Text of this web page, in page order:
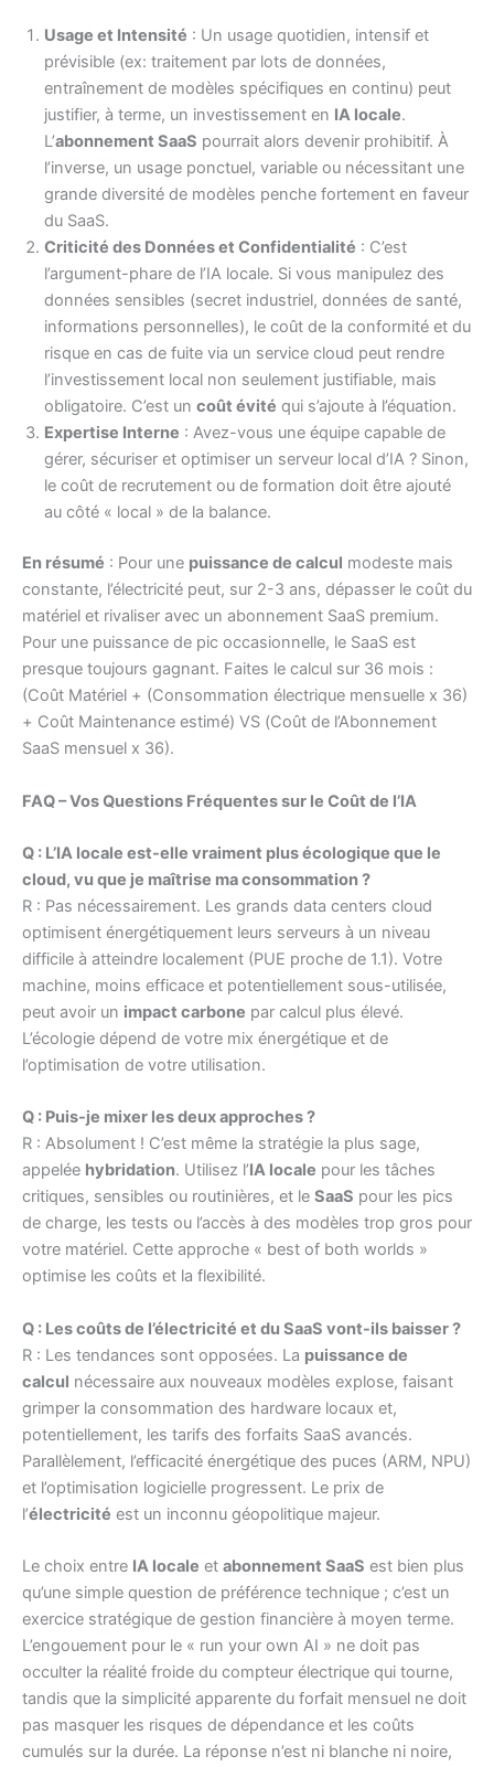
Usage et Intensité : Un usage quotidien, intensif et
prévisible (ex: traitement par lots de données,
entraînement de modèles spécifiques en continu) peut
justifier, à terme, un investissement en IA locale.
L’abonnement SaaS pourrait alors devenir prohibitif. À
l’inverse, un usage ponctuel, variable ou nécessitant une
grande diversité de modèles penche fortement en faveur
du SaaS.
Criticité des Données et Confidentialité : C’est
l’argument-phare de l’IA locale. Si vous manipulez des
données sensibles (secret industriel, données de santé,
informations personnelles), le coût de la conformité et du
risque en cas de fuite via un service cloud peut rendre
l’investissement local non seulement justifiable, mais
obligatoire. C’est un coût évité qui s’ajoute à l’équation.
Expertise Interne : Avez-vous une équipe capable de
gérer, sécuriser et optimiser un serveur local d’IA ? Sinon,
le coût de recrutement ou de formation doit être ajouté
au côté « local » de la balance.
En résumé : Pour une puissance de calcul modeste mais
constante, l’électricité peut, sur 2-3 ans, dépasser le coût du
matériel et rivaliser avec un abonnement SaaS premium.
Pour une puissance de pic occasionnelle, le SaaS est
presque toujours gagnant. Faites le calcul sur 36 mois :
(Coût Matériel + (Consommation électrique mensuelle x 36)
+ Coût Maintenance estimé) VS (Coût de l’Abonnement
SaaS mensuel x 36).
FAQ – Vos Questions Fréquentes sur le Coût de l’IA
Q : L’IA locale est-elle vraiment plus écologique que le
cloud, vu que je maîtrise ma consommation ?
R : Pas nécessairement. Les grands data centers cloud
optimisent énergétiquement leurs serveurs à un niveau
difficile à atteindre localement (PUE proche de 1.1). Votre
machine, moins efficace et potentiellement sous-utilisée,
peut avoir un impact carbone par calcul plus élevé.
L’écologie dépend de votre mix énergétique et de
l’optimisation de votre utilisation.
Q : Puis-je mixer les deux approches ?
R : Absolument ! C’est même la stratégie la plus sage,
appelée hybridation. Utilisez l’IA locale pour les tâches
critiques, sensibles ou routinières, et le SaaS pour les pics
de charge, les tests ou l’accès à des modèles trop gros pour
votre matériel. Cette approche « best of both worlds »
optimise les coûts et la flexibilité.
Q : Les coûts de l’électricité et du SaaS vont-ils baisser ?
R : Les tendances sont opposées. La puissance de
calcul nécessaire aux nouveaux modèles explose, faisant
grimper la consommation des hardware locaux et,
potentiellement, les tarifs des forfaits SaaS avancés.
Parallèlement, l’efficacité énergétique des puces (ARM, NPU)
et l’optimisation logicielle progressent. Le prix de
l’électricité est un inconnu géopolitique majeur.
Le choix entre IA locale et abonnement SaaS est bien plus
qu’une simple question de préférence technique ; c’est un
exercice stratégique de gestion financière à moyen terme.
L’engouement pour le « run your own AI » ne doit pas
occulter la réalité froide du compteur électrique qui tourne,
tandis que la simplicité apparente du forfait mensuel ne doit
pas masquer les risques de dépendance et les coûts
cumulés sur la durée. La réponse n’est ni blanche ni noire,